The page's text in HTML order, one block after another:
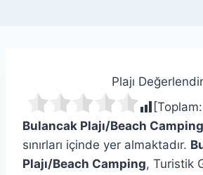
Plajı Değerlendir
[Toplam:
Bulancak Plajı/Beach Camping
sınırları içinde yer almaktadır.
Plajı/Beach Camping, Turistik